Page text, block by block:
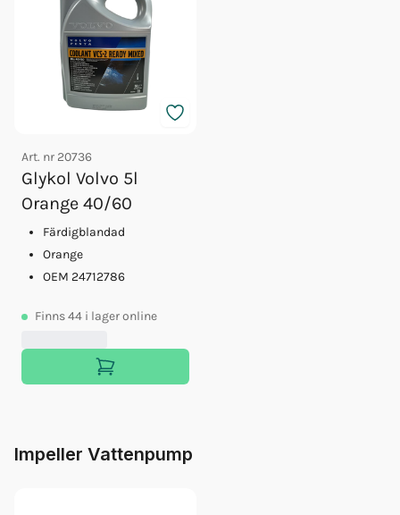
Art. nr 20736
Glykol Volvo 5l
Orange 40/60
Färdigblandad
Orange
OEM 24712786
Finns44 i lager online
Impeller Vattenpump